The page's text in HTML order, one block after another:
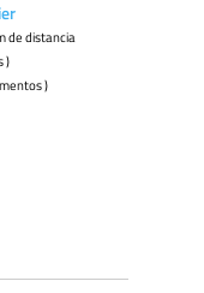
de distancia
)
)